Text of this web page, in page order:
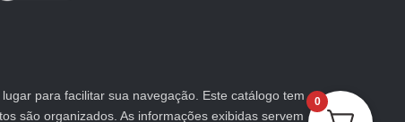
para facilitar sua navegação. Este catálogo tem
são organizados. As informações exibidas servem
0